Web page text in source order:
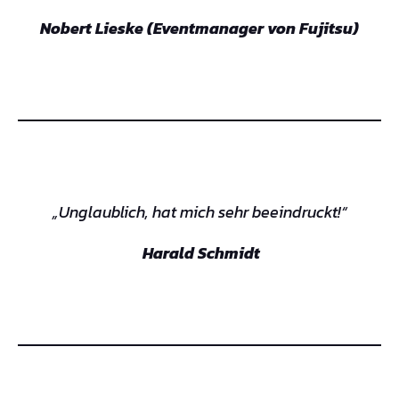
Nobert Lieske (Eventmanager von Fujitsu)
„Unglaublich, hat mich sehr beeindruckt!“
Harald Schmidt